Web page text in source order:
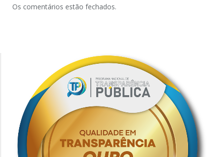
Os comentários estão fechados.